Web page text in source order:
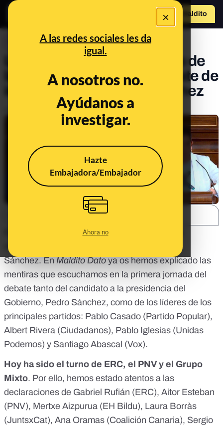
×
A las redes sociales les da
igual.
A nosotros no.
Ayúdanos a
investigar.
Hazte
Embajadora/Embajador
Ahora no
Hazte Maldito
CONTROL DEL PODER
Las mentiras y datos falsos de
la segunda sesión del debate de
investidura de Pedro Sánchez
Jul 24, 2019, 6:51:29 AM
Este martes, el Congreso de los Diputados ha
reanudado el debate de investidura de Pedro
Sánchez. EnMaldito Datoya os hemos explicado las
mentiras que escuchamos en la primera jornada del
debate tanto del candidato a la presidencia del
Gobierno, Pedro Sánchez, como de los líderes de los
principales partidos: Pablo Casado (Partido Popular),
Albert Rivera (Ciudadanos), Pablo Iglesias (Unidas
Podemos) y Santiago Abascal (Vox).
Hoy ha sido el turno de ERC, el PNV y el Grupo
Mixto. Por ello, hemos estado atentos a las
declaraciones de Gabriel Rufián (ERC), Aitor Esteban
(PNV), Mertxe Aizpurua (EH Bildu), Laura Borràs
(JuntsxCat), Ana Oramas (Coalición Canaria), Sergio